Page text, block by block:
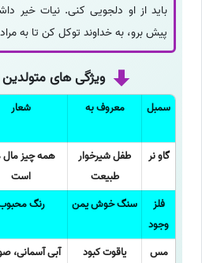
باید از او دلجویی کنی. نیات خیر
پیش برو، به خداوند توکل کن تا به
ویژگی های
سمبل معروف به شعار
گاو نر
طفل شیرخوار
طبیعت
همه چیز
است
فلز
وجود
سنگ خوش یمن رنگ
مس
یاقوت کبود
آبی آسمانی،